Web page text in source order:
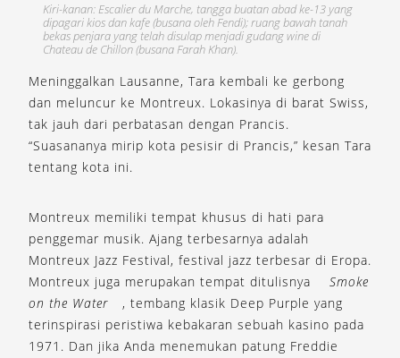
Kiri-kanan: Escalier du Marche, tangga buatan abad ke-13 yang
dipagari kios dan kafe (busana oleh Fendi); ruang bawah tanah
bekas penjara yang telah disulap menjadi gudang wine di
Chateau de Chillon (busana Farah Khan).
Meninggalkan Lausanne, Tara kembali ke gerbong
dan meluncur ke Montreux. Lokasinya di barat Swiss,
tak jauh dari perbatasan dengan Prancis.
“Suasananya mirip kota pesisir di Prancis,” kesan Tara
tentang kota ini.
Montreux memiliki tempat khusus di hati para
penggemar musik. Ajang terbesarnya adalah
Montreux Jazz Festival, festival jazz terbesar di Eropa.
Montreux juga merupakan tempat ditulisnya
Smoke
on the Water
, tembang klasik Deep Purple yang
terinspirasi peristiwa kebakaran sebuah kasino pada
1971. Dan jika Anda menemukan patung Freddie